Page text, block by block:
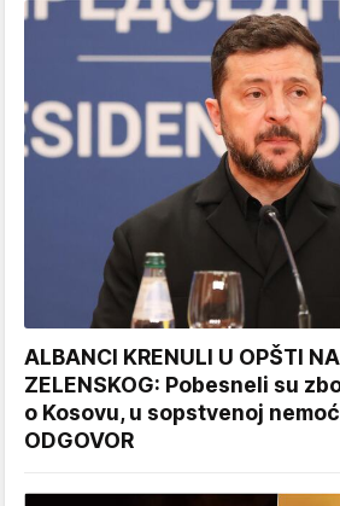
ALBANCI KRENULI U OPŠTI
ZELENSKOG: Pobesneli su
o Kosovu, u sopstvenoj
ODGOVOR